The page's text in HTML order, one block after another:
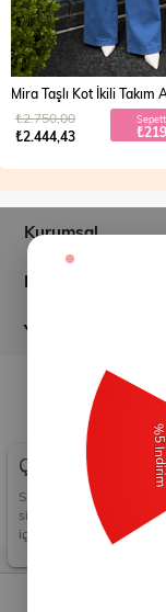
₺2.444,43
₺2.750,00
Kurumsal
Müşteri İlişkileri
Yardım
Çerez Kullanımı
Sizlere en iyi alışveriş
sitemizde
için Kvkk sözleşmesini